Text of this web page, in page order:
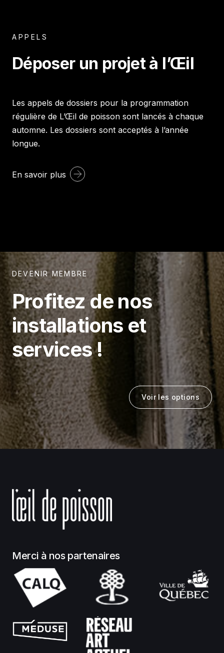
APPELS
Déposer un projet à l’Œil
Les appels de dossiers pour la programmation
régulière de L’Œil de poisson sont lancés à chaque
automne. Les dossiers sont acceptés à l’année
longue.
En savoir plus
DEVENIR MEMBRE
Profitez de nos
installations et
services !
Voir les options
Merci à nos partenaires